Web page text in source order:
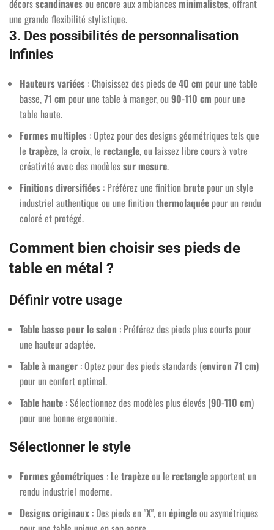
1 avis
décorsscandinavesou encore aux ambiancesminimalistes, offrant
une grande flexibilité stylistique.
3. Des possibilités de personnalisation
infinies
Hauteurs variées : Choisissez des pieds de 40 cm pour une table
basse,71 cm pour une table à manger, ou 90-110 cm pour une
table haute.
Formes multiples : Optez pour des designs géométriques tels que
le trapèze, la croix, le rectangle, ou laissez libre cours à votre
créativité avec des modèlessur mesure.
Finitions diversifiées : Préférez une finitionbrute pour un style
industriel authentique ou une finitionthermolaquée pour un rendu
coloré et protégé.
Comment bien choisir ses pieds de
table en métal ?
Définir votre usage
Table basse pour le salon : Préférez des pieds plus courts pour
une hauteur adaptée.
Table à manger : Optez pour des pieds standards (environ 71 cm)
pour un confort optimal.
Table haute : Sélectionnez des modèles plus élevés (90-110 cm)
pour une bonne ergonomie.
Sélectionner le style
Formes géométriques : Le trapèzeou le rectangleapportent un
rendu industriel moderne.
Designs originaux : Des pieds en "X", enépingleou asymétriques